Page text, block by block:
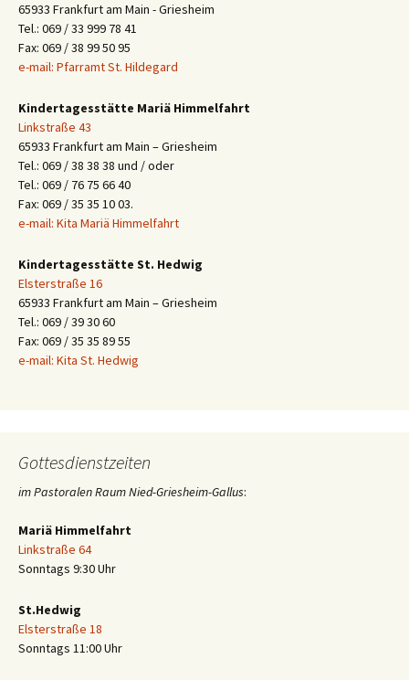
65933 Frankfurt am Main - Griesheim
Tel.: 069 / 33 999 78 41
Fax: 069 / 38 99 50 95
e-mail: Pfarramt St. Hildegard
Kindertagesstätte Mariä Himmelfahrt
Linkstraße 43
65933 Frankfurt am Main – Griesheim
Tel.: 069 / 38 38 38 und / oder
Tel.: 069 / 76 75 66 40
Fax: 069 / 35 35 10 03.
e-mail: Kita Mariä Himmelfahrt
Kindertagesstätte St. Hedwig
Elsterstraße 16
65933 Frankfurt am Main – Griesheim
Tel.: 069 / 39 30 60
Fax: 069 / 35 35 89 55
e-mail: Kita St. Hedwig
Gottesdienstzeiten
im Pastoralen Raum Nied-Griesheim-Gallus:
Mariä Himmelfahrt
Linkstraße 64
Sonntags 9:30 Uhr
St.Hedwig
Elsterstraße 18
Sonntags 11:00 Uhr